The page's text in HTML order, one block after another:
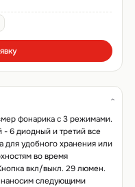
фонарика с 3 режимами.
6 диодный и третий все
для удобного хранения или
во время
вкл/выкл. 29 люмен.
следующими